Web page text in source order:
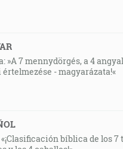
»A 7 mennydörgés, a 4
- magyarázata!«
bíblica de los 7